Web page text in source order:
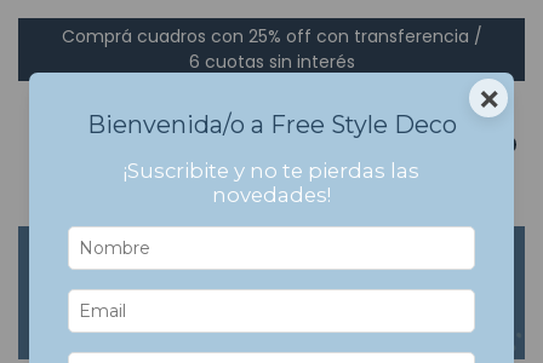
Comprá cuadros con 25% off con transferencia /
6 cuotas sin interés
Inicio > SET DE CUADROS > Set de Cuadros con Marco
Set de Cuadros con
Marco
×
Bienvenida/o a Free Style Deco
¡Suscribite y no te pierdas las
novedades!